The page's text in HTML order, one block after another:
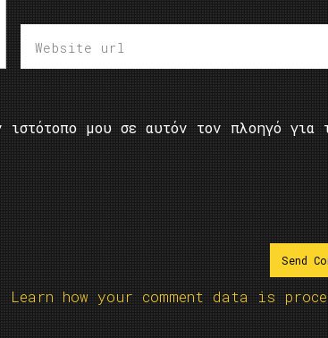
μου σε αυτόν τον πλοηγό για
Learn how your comment data is